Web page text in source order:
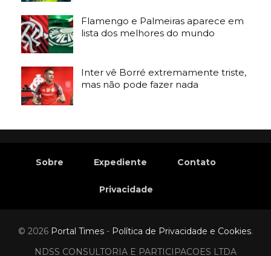
Flamengo e Palmeiras aparece em
lista dos melhores do mundo
Inter vê Borré extremamente triste,
mas não pode fazer nada
Sobre Expediente Contato
Privacidade
©️ 2026 Portal Times - Política de Privacidade e Cookies.
NDSS CONSULTORIA E PARTICIPACOES LTDA